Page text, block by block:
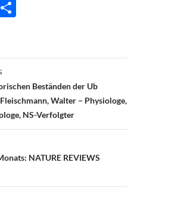
n
Beständen der Ub
Walter – Physiologe,
NS-Verfolgter
NATURE REVIEWS